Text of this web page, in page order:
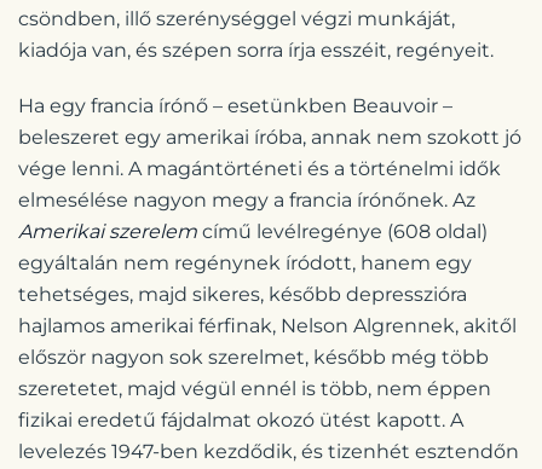
csöndben, illő szerénységgel végzi munkáját,
kiadója van, és szépen sorra írja esszéit, regényeit.
Ha egy francia írónő – esetünkben Beauvoir –
beleszeret egy amerikai íróba, annak nem szokott jó
vége lenni. A magántörténeti és a történelmi idők
elmesélése nagyon megy a francia írónőnek. Az
Amerikai szerelem című levélregénye (608 oldal)
egyáltalán nem regénynek íródott, hanem egy
tehetséges, majd sikeres, később depresszióra
hajlamos amerikai férfinak, Nelson Algrennek, akitől
először nagyon sok szerelmet, később még több
szeretetet, majd végül ennél is több, nem éppen
fizikai eredetű fájdalmat okozó ütést kapott. A
levelezés 1947-ben kezdődik, és tizenhét esztendőn